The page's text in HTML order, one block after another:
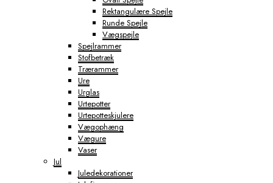
Rektangulære Spejle
Runde Spejle
Vægspejle
Spejlrammer
Stofbetræk
Trærammer
Ure
Urglas
Urtepotter
Urtepotteskjulere
Vægophæng
Vægure
Vaser
Jul
Juledekorationer